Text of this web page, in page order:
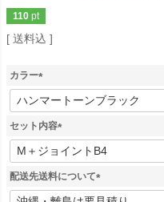
110 pt
送料込
カラー
(
必
須
セット内容
(
必
須
配送先送料について
(